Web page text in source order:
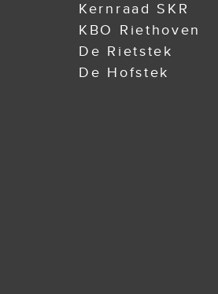
Kernraad SKR
KBO Riethoven
De Rietstek
De Hofstek